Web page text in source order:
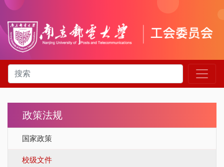
政策法规
国家政策
校级文件